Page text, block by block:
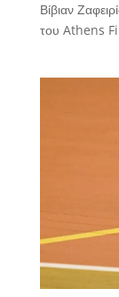
Βίβιαν
του Athens